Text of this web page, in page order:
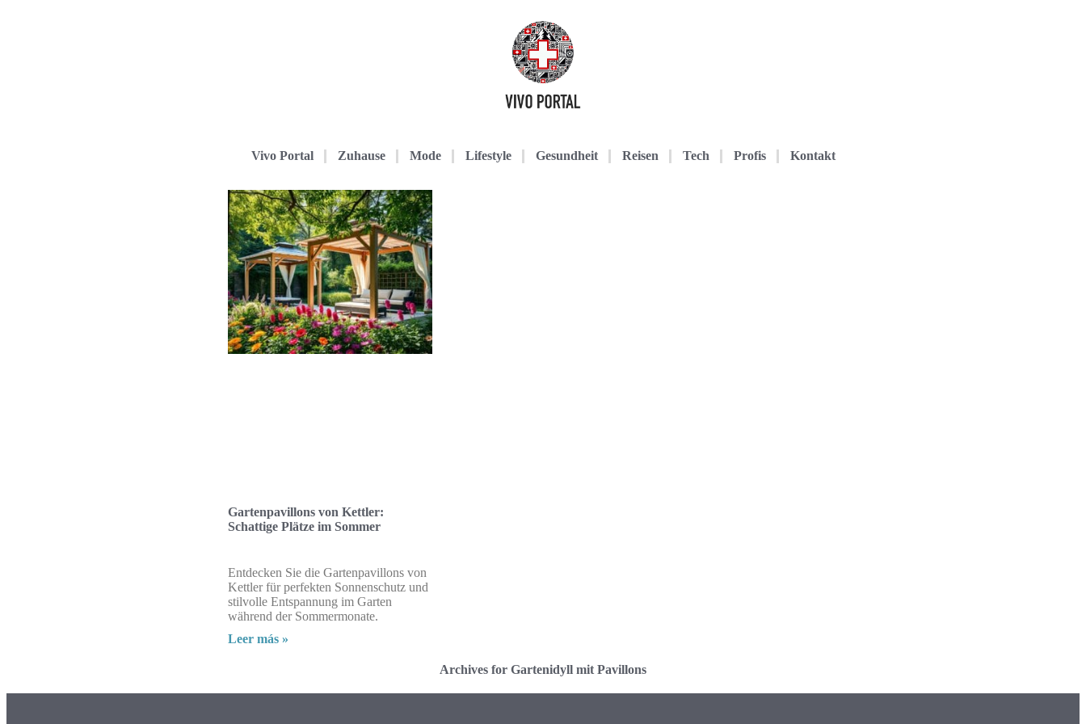
Vivo Portal Zuhause Mode Lifestyle Gesundheit Reisen Tech Profis Kontakt
Gartenpavillons von Kettler:
Schattige Plätze im Sommer
Entdecken Sie die Gartenpavillons von
Kettler für perfekten Sonnenschutz und
stilvolle Entspannung im Garten
während der Sommermonate.
Leer más »
Archives for Gartenidyll mit Pavillons